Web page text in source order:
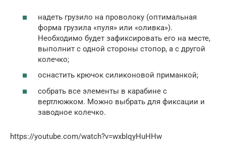
надеть грузило на проволоку (оптимальная
форма грузила «пуля» или «оливка»).
Необходимо будет зафиксировать его на месте,
выполнит с одной стороны стопор, а с другой
колечко;
оснастить крючок силиконовой приманкой;
собрать все элементы в карабине с
вертлюжком. Можно выбрать для фиксации и
заводное колечко.
https://youtube.com/watch?v=wxbIqyHuHHw